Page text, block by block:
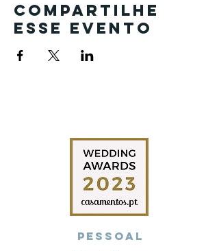
Compartilhe
esse evento
Pessoal